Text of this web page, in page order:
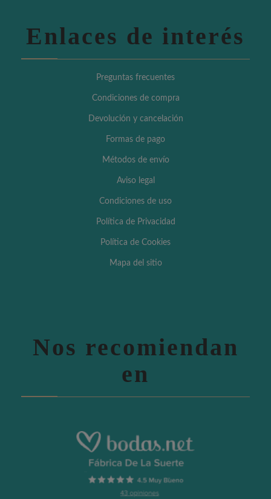
Enlaces de interés
Preguntas frecuentes
Condiciones de compra
Devolución y cancelación
Formas de pago
Métodos de envío
Aviso legal
Condiciones de uso
Política de Privacidad
Política de Cookies
Mapa del sitio
Nos recomiendan
en